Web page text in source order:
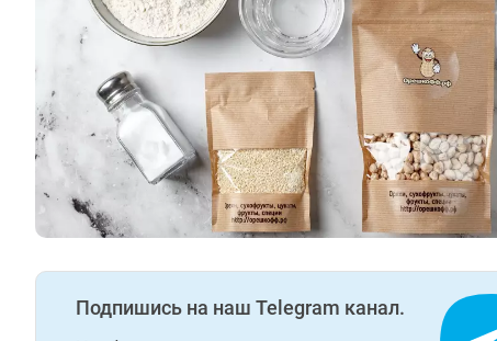
Подпишись на наш Telegram канал.